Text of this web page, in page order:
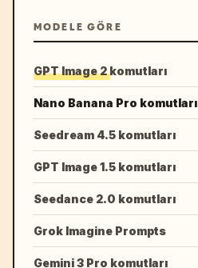
MODELE GÖRE
GPT Image 2 komutları
Nano Banana Pro komutları
Seedream 4.5 komutları
GPT Image 1.5 komutları
Seedance 2.0 komutları
Grok Imagine Prompts
Gemini 3 Pro komutları